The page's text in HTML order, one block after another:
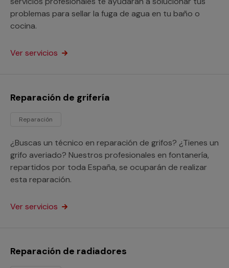
problemas para sellar la fuga de agua en tu baño o
cocina.
Ver servicios
Reparación de grifería
Reparación
¿Buscas un técnico en reparación de grifos? ¿Tienes un
grifo averiado? Nuestros profesionales en fontanería,
repartidos por toda España, se ocuparán de realizar
esta reparación.
Ver servicios
Reparación de radiadores